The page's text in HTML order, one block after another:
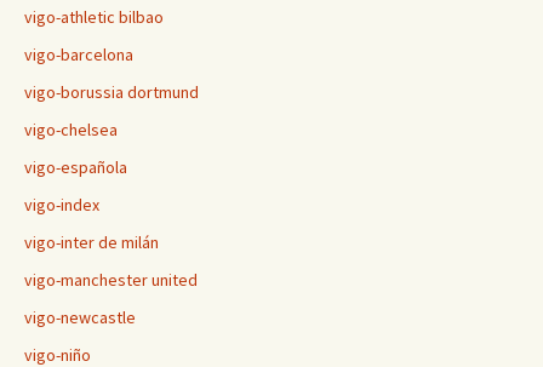
vigo-athletic bilbao
vigo-barcelona
vigo-borussia dortmund
vigo-chelsea
vigo-española
vigo-index
vigo-inter de milán
vigo-manchester united
vigo-newcastle
vigo-niño